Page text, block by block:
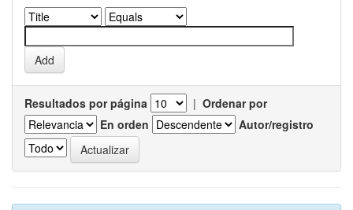
Resultados por página | Ordenar por
En orden
Autor/registro